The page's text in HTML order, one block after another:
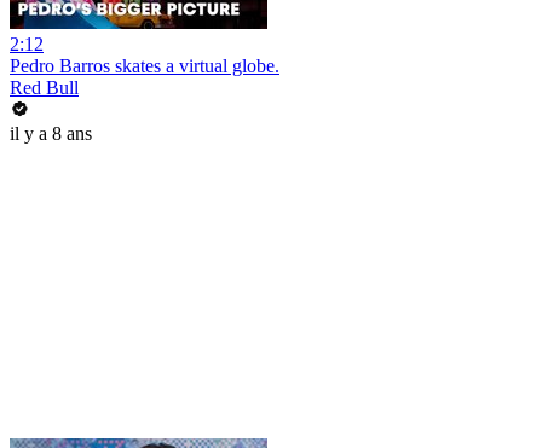
2:12
Pedro Barros skates a virtual globe.
Red Bull
il y a 8 ans